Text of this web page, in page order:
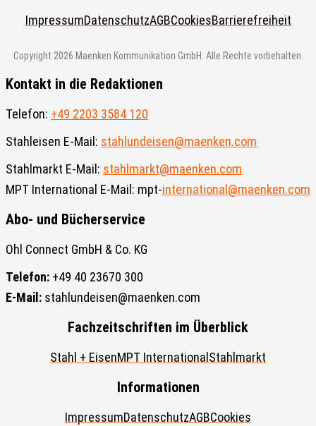
ImpressumDatenschutzAGBCookiesBarrierefreiheit
Copyright 2026 Maenken Kommunikation GmbH. Alle Rechte vorbehalten.
Kontakt in die Redaktionen
Telefon: +49 2203 3584 120
Stahleisen E-Mail: stahlundeisen@maenken.com
Stahlmarkt E-Mail: stahlmarkt@maenken.com
MPT International E-Mail: mpt-international@maenken.com
Abo- und Bücherservice
Ohl Connect GmbH & Co. KG
Telefon: +49 40 23670 300
E-Mail: stahlundeisen@maenken.com
Fachzeitschriften im Überblick
Stahl + EisenMPT International Stahlmarkt
Informationen
ImpressumDatenschutzAGBCookies